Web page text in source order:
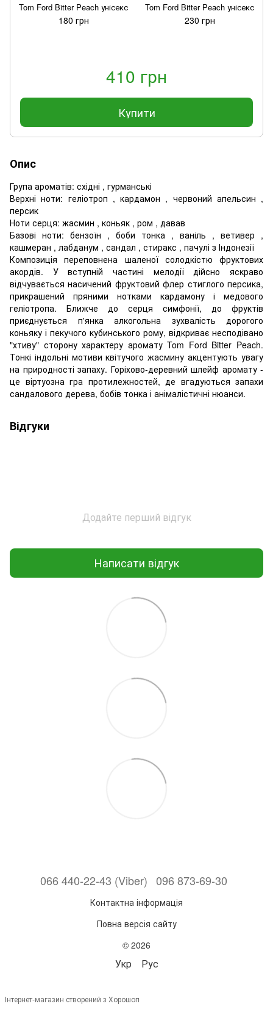
Tom Ford Bitter Peach унісекс
180 грн
Tom Ford Bitter Peach унісекс
230 грн
410 грн
Купити
Опис
Група ароматів: східні , гурманські
Верхні ноти: геліотроп , кардамон , червоний апельсин ,
персик
Ноти серця: жасмин , коньяк , ром , давав
Базові ноти: бензоїн , боби тонка , ваніль , ветивер ,
кашмеран , лабданум , сандал , стиракс , пачулі з Індонезії
Композиція переповнена шаленої солодкістю фруктових
акордів. У вступній частині мелодії дійсно яскраво
відчувається насичений фруктовий флер стиглого персика,
прикрашений пряними нотками кардамону і медового
геліотропа. Ближче до серця симфонії, до фруктів
приєднується п'янка алкогольна зухвалість дорогого
коньяку і пекучого кубинського рому, відкриває несподівано
"хтиву" сторону характеру аромату Tom Ford Bitter Peach.
Тонкі індольні мотиви квітучого жасмину акцентують увагу
на природності запаху. Горіхово-деревний шлейф аромату -
це віртуозна гра протилежностей, де вгадуються запахи
сандалового дерева, бобів тонка і анімалістичні нюанси.
Відгуки
Додайте перший відгук
Написати відгук
066 440-22-43 (Viber) 096 873-69-30
Контактна інформація
Повна версія сайту
© 2026
Укр Рус
Інтернет-магазин створений з Хорошоп